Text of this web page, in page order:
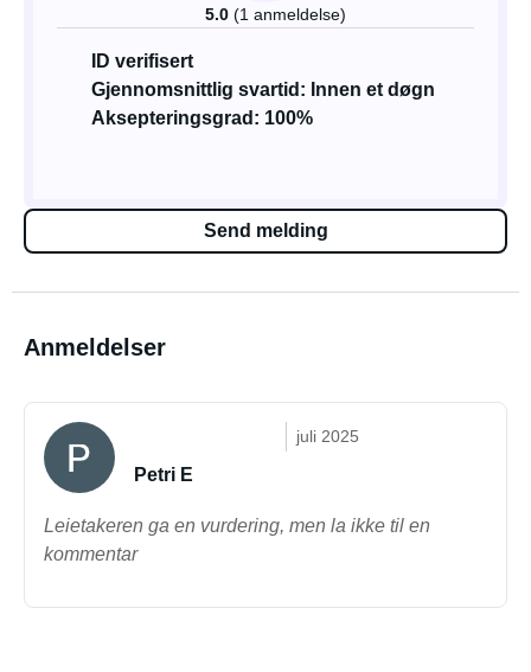
5.0 (1 anmeldelse)
ID verifisert
Gjennomsnittlig svartid: Innen et døgn
Aksepteringsgrad: 100%
Send melding
Anmeldelser
juli 2025
Petri E
Leietakeren ga en vurdering, men la ikke til en
kommentar